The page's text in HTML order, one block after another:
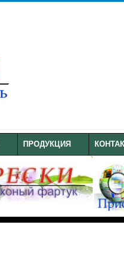
ПРОДУКЦИЯ